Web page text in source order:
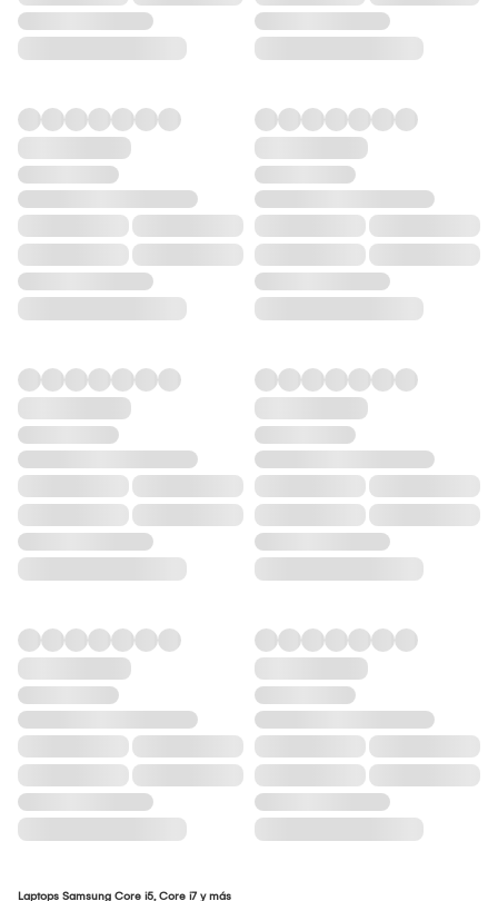
Laptops Samsung Core i5, Core i7 y más